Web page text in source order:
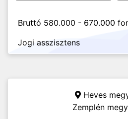
Bruttó 580.000 - 670.000
Jogi asszisztens
Heves
Zemplén